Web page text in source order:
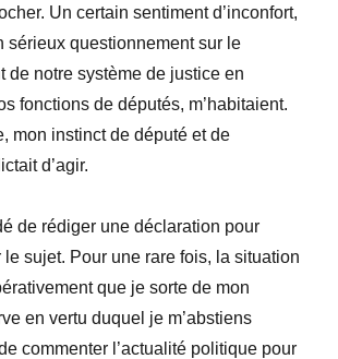
Un certain sentiment d’inconfort,
sérieux questionnement sur le
de notre système de justice en
fonctions de députés, m’habitaient.
mon instinct de député et de
d’agir.
de rédiger une déclaration pour
le sujet. Pour une rare fois, la situation
que je sorte de mon
en vertu duquel je m’abstiens
commenter l’actualité politique pour